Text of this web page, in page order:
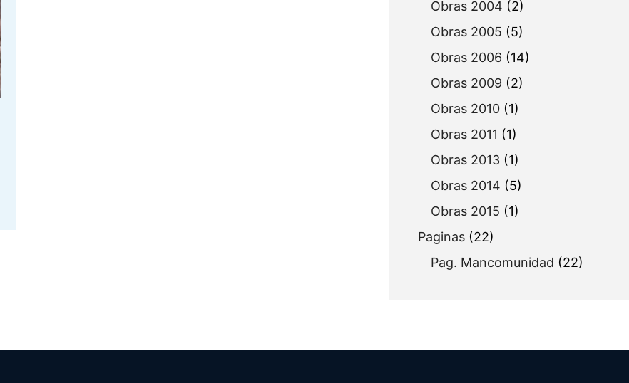
Obras 2004 (2)
Obras 2005 (5)
Obras 2006 (14)
Obras 2009 (2)
Obras 2010 (1)
Obras 2011 (1)
Obras 2013 (1)
Obras 2014 (5)
Obras 2015 (1)
Paginas (22)
Pag. Mancomunidad (22)